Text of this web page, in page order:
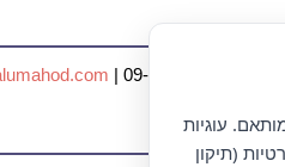
| 09-74512380
עוגיות
(תיקון